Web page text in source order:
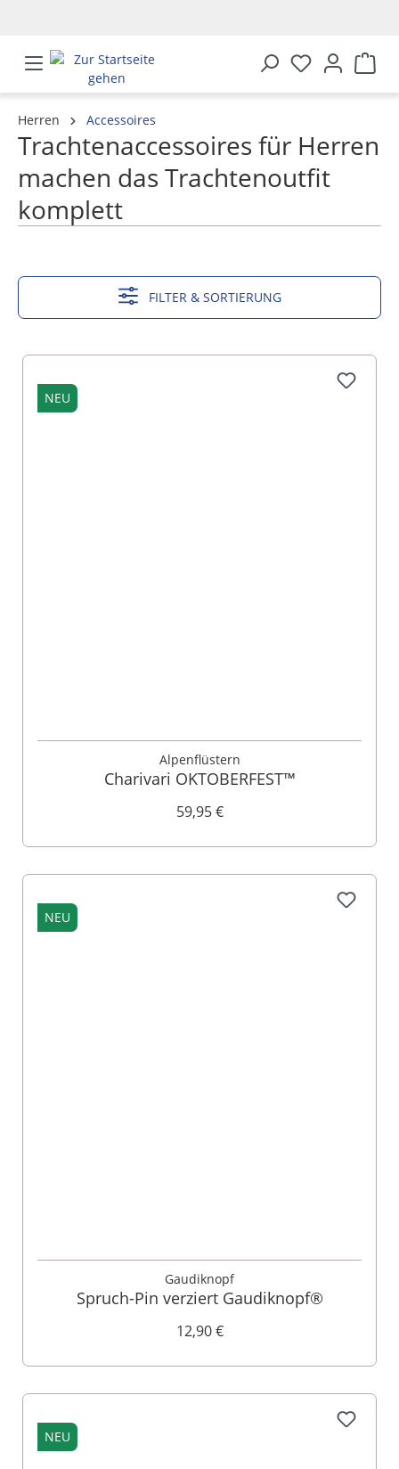
Herren Accessoires
Trachtenaccessoires für Herren
machen das Trachtenoutfit
komplett
FILTER & SORTIERUNG
NEU
Alpenflüstern
Charivari OKTOBERFEST™
59,95 €
NEU
Gaudiknopf
Spruch-Pin verziert Gaudiknopf®
12,90 €
NEU